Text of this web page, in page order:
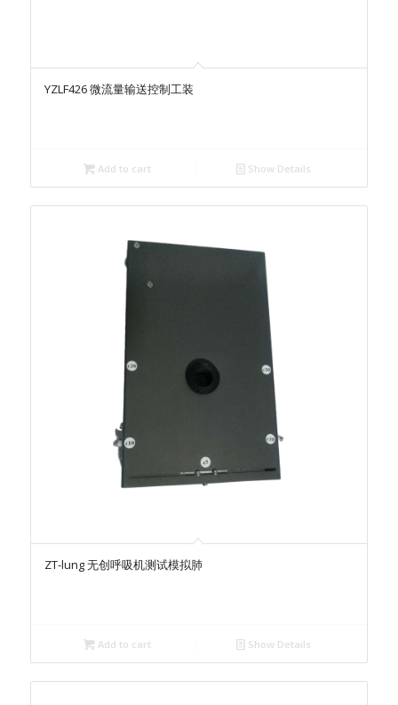
YZLF426 微流量输送控制工装
Add to cart Show Details
ZT-lung 无创呼吸机测试模拟肺
Add to cart Show Details